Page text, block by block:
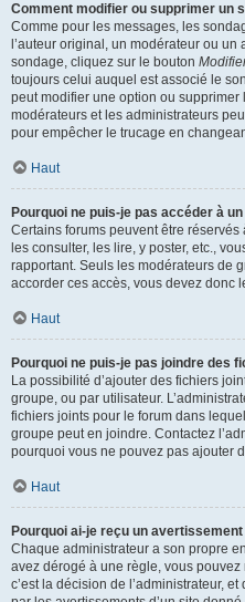
Comment modifier ou supprimer un
Comme pour les messages, les
l’auteur original, un modérateur ou
sondage, cliquez sur le bouton
toujours celui auquel est associé le
peut modifier une option ou supprimer
modérateurs et les administrateurs
pour empêcher le trucage en
Haut
Pourquoi ne puis-je pas accéder à
Certains forums peuvent être
les consulter, les lire, y poster, etc.,
rapportant. Seuls les modérateurs de
accorder ces accès, vous devez donc
Haut
Pourquoi ne puis-je pas joindre des
La possibilité d’ajouter des fichiers
groupe, ou par utilisateur.
fichiers joints pour le forum dans
groupe peut en joindre. Contactez
pourquoi vous ne pouvez pas ajouter
Haut
Pourquoi ai-je reçu un avertissement
Chaque administrateur a son propre
avez dérogé à une règle, vous
c’est la décision de l’administrateur,